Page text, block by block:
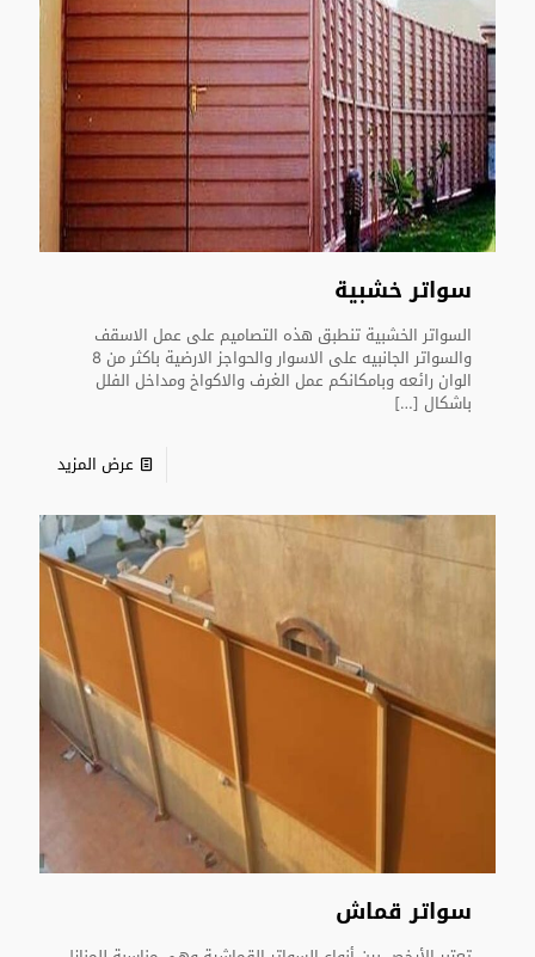
سواتر خشبية
السواتر الخشبية تنطبق هذه التصاميم على عمل الاسقف
والسواتر الجانبيه على الاسوار والحواجز الارضية باكثر من 8
الوان رائعه وبامكانكم عمل الغرف والاكواخ ومداخل الفلل
باشكال […]
عرض المزيد
سواتر قماش